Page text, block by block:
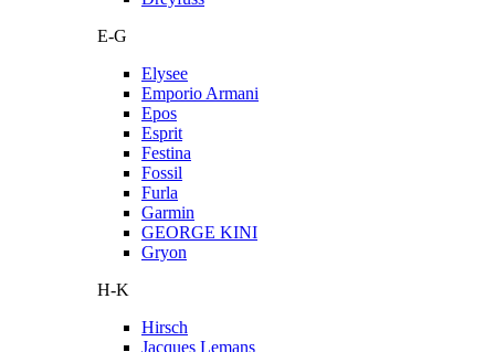
E-G
Elysee
Emporio Armani
Epos
Esprit
Festina
Fossil
Furla
Garmin
GEORGE KINI
Gryon
H-K
Hirsch
Jacques Lemans